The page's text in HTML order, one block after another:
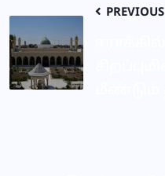
PREVIOUS